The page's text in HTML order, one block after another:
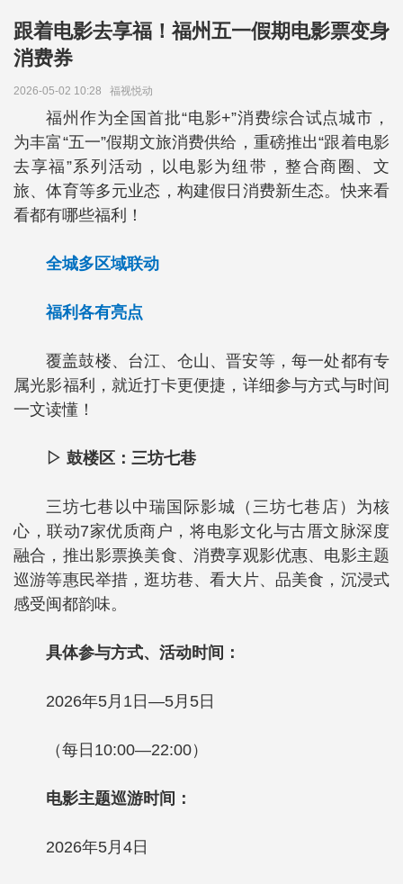
跟着电影去享福！福州五一假期电影票变身
消费券
2026-05-02 10:28 福视悦动
福州作为全国首批“电影+”消费综合试点城市，
为丰富“五一”假期文旅消费供给，重磅推出“跟着电影
去享福”系列活动，以电影为纽带，整合商圈、文
旅、体育等多元业态，构建假日消费新生态。快来看
看都有哪些福利！
全城多区域联动
福利各有亮点
覆盖鼓楼、台江、仓山、晋安等，每一处都有专
属光影福利，就近打卡更便捷，详细参与方式与时间
一文读懂！
▷ 鼓楼区：三坊七巷
三坊七巷以中瑞国际影城（三坊七巷店）为核
心，联动7家优质商户，将电影文化与古厝文脉深度
融合，推出影票换美食、消费享观影优惠、电影主题
巡游等惠民举措，逛坊巷、看大片、品美食，沉浸式
感受闽都韵味。
具体参与方式、活动时间：
2026年5月1日—5月5日
（每日10:00—22:00）
电影主题巡游时间：
2026年5月4日